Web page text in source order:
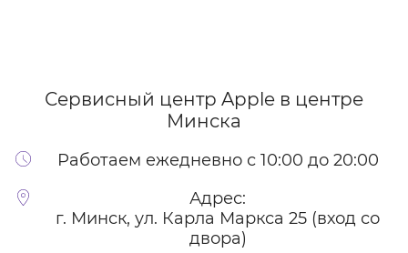
Сервисный центр Apple в центре
Минска
Работаем ежедневно с 10:00 до 20:00
Адрес:
г. Минск, ул. Карла Маркса 25 (вход со
двора)